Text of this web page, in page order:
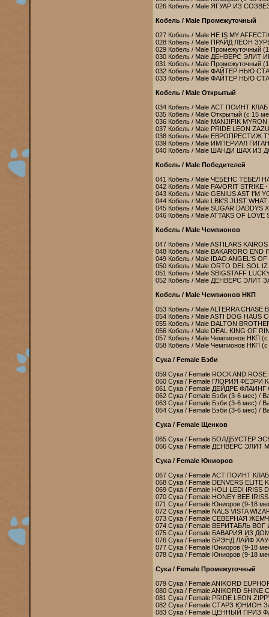
026 Кобель / Male ЯГУАР ИЗ
Кобель / Male Промежуточный
027 Кобель / Male HE IS MY
028 Кобель / Male ПРАЙД ЛЕОН
029 Кобель / Male Промежуточный
030 Кобель / Male ДЕНВЕРС ЭЛИТ
031 Кобель / Male Промежуточный
032 Кобель / Male ФАЙТЕР НЬЮ
033 Кобель / Male ФАЙТЕР НЬЮ
Кобель / Male Открытый
034 Кобель / Male АСТ ПОИНТ
035 Кобель / Male Открытый (с 15
036 Кобель / Male MANJIFIK
037 Кобель / Male PRIDE LEON
038 Кобель / Male ЕВРОПРЕСТИЖ
039 Кобель / Male ИМПЕРИАЛ
040 Кобель / Male ШАНДИ ШАХ ИЗ
Кобель / Male Победителей
041 Кобель / Male ЧЕБЕНС ТЕБЕЛ
042 Кобель / Male FAVORIT STRIKE
043 Кобель / Male GENIUS AST I'M
044 Кобель / Male LBK'S JUST
045 Кобель / Male SUGAR DADDYS
046 Кобель / Male ATTAKS OF LOVE
Кобель / Male Чемпионов
047 Кобель / Male ASTILARS
048 Кобель / Male BAKARORO END
049 Кобель / Male IDAO ANGEL'S
050 Кобель / Male ORTO DEL SOL
051 Кобель / Male SBIGSTAFF
052 Кобель / Male ДЕНВЕРС ЭЛИТ
Кобель / Male Чемпионов НКП
053 Кобель / Male ALTERRA CHASE
054 Кобель / Male ASTI DOG HAUS
055 Кобель / Male DALTON
056 Кобель / Male DEAL KING OF
057 Кобель / Male Чемпионов НКП
058 Кобель / Male Чемпионов НКП
Сука / Female Бэби
059 Сука / Female ROCK AND
060 Сука / Female ГЛОРИЯ ФЕЭРИ
061 Сука / Female ДЕЙДРЕ
062 Сука / Female Бэби (3-6 мес) /
063 Сука / Female Бэби (3-6 мес) /
064 Сука / Female Бэби (3-6 мес) /
Сука / Female Щенков
065 Сука / Female БОЛДБУСТЕР
066 Сука / Female ДЕНВЕРС ЭЛИТ
Сука / Female Юниоров
067 Сука / Female АСТ ПОИНТ
068 Сука / Female DENVERS ELITE
069 Сука / Female HOLI LEDI IRISS
070 Сука / Female HONEY BEE
071 Сука / Female Юниоров (9-18
072 Сука / Female NALS VISTA
073 Сука / Female СЕВЕРНАЯ
074 Сука / Female ВЕРИТАБЛЬ
075 Сука / Female БАВАРИЯ ИЗ
076 Сука / Female БРЭНД ЛАЙФ
077 Сука / Female Юниоров (9-18
078 Сука / Female Юниоров (9-18
Сука / Female Промежуточный
079 Сука / Female ANIKORD
080 Сука / Female ANIKORD SHINE
081 Сука / Female PRIDE LEON
082 Сука / Female СТАРЗ ЮНИОН
083 Сука / Female ЦЕННЫЙ ПРИЗ